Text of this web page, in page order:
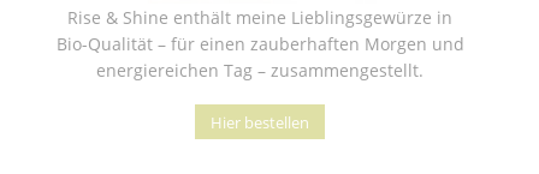
Rise & Shine enthält meine Lieblingsgewürze in
Bio-Qualität – für einen zauberhaften Morgen und
energiereichen Tag – zusammengestellt.
Hier bestellen